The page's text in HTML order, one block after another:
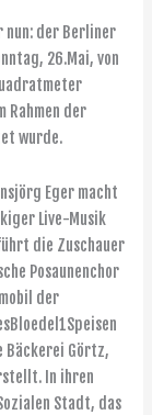
nun: der Berliner
26.Mai, von
Rahmen der
wurde.
Eger macht
Live-Musik
die Zuschauer
Posaunenchor
der
Bäckerei Görtz,
In ihren
Stadt, das